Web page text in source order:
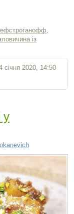
iз
січня 2020, 14:50
у